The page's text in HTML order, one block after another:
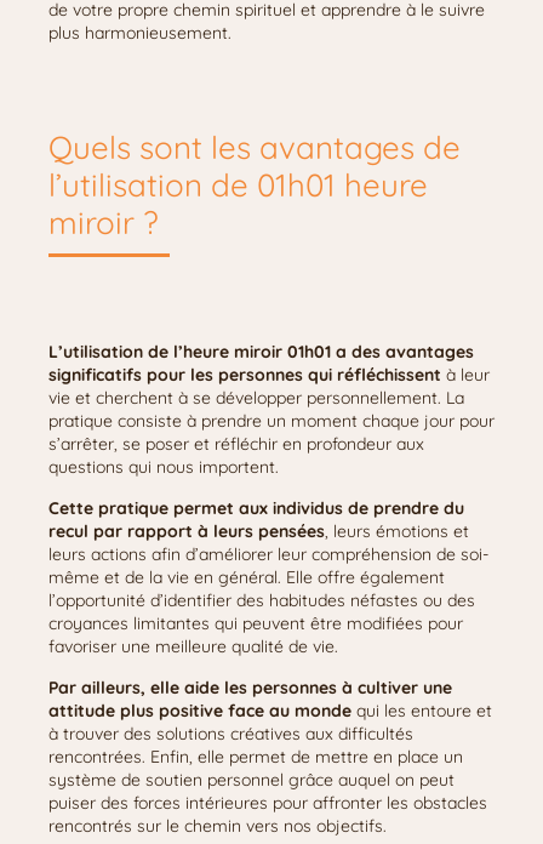
de votre propre chemin spirituel et apprendre à le suivre
plus harmonieusement.
Quels sont les avantages de
l’utilisation de 01h01 heure
miroir ?
L’utilisation de l’heure miroir 01h01 a des avantages
significatifs pour les personnes qui réfléchissent à leur
vie et cherchent à se développer personnellement. La
pratique consiste à prendre un moment chaque jour pour
s’arrêter, se poser et réfléchir en profondeur aux
questions qui nous importent.
Cette pratique permet aux individus de prendre du
recul par rapport à leurs pensées, leurs émotions et
leurs actions afin d’améliorer leur compréhension de soi-
même et de la vie en général. Elle offre également
l’opportunité d’identifier des habitudes néfastes ou des
croyances limitantes qui peuvent être modifiées pour
favoriser une meilleure qualité de vie.
Par ailleurs, elle aide les personnes à cultiver une
attitude plus positive face au monde qui les entoure et
à trouver des solutions créatives aux difficultés
rencontrées. Enfin, elle permet de mettre en place un
système de soutien personnel grâce auquel on peut
puiser des forces intérieures pour affronter les obstacles
rencontrés sur le chemin vers nos objectifs.